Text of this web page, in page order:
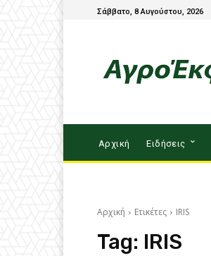
Σάββατο, 8 Αυγούστου, 2026
Αρχική Ειδήσεις
Αρχική Ετικέτες IRIS
Tag: IRIS